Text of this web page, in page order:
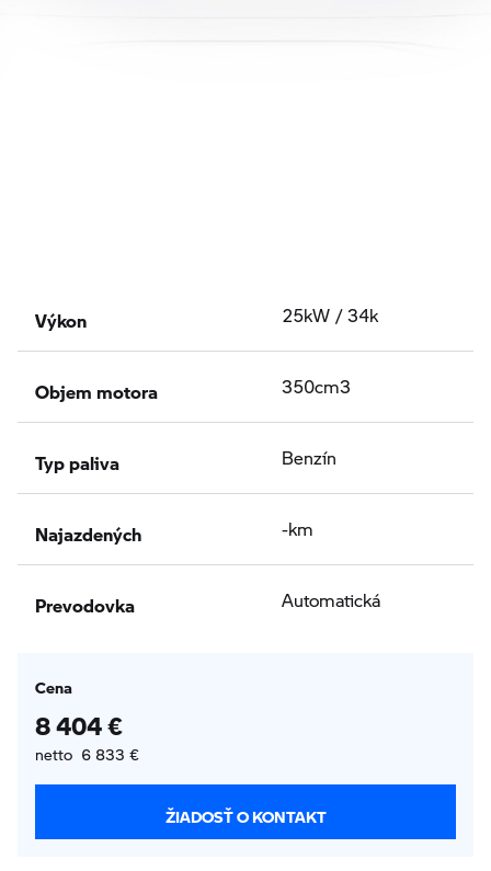
Výkon 25kW / 34k
Objem motora 350cm3
Typ paliva Benzín
Najazdených -km
Prevodovka Automatická
Cena
8 404 €
netto 6 833 €
ŽIADOSŤ O KONTAKT